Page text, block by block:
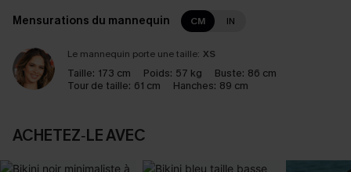
Mensurations du mannequin CM IN
Le mannequin porte une taille: XS
Taille: 173 cm Poids: 57 kg Buste: 86 cm
Tour de taille: 61 cm Hanches: 89 cm
ACHETEZ‑LE AVEC